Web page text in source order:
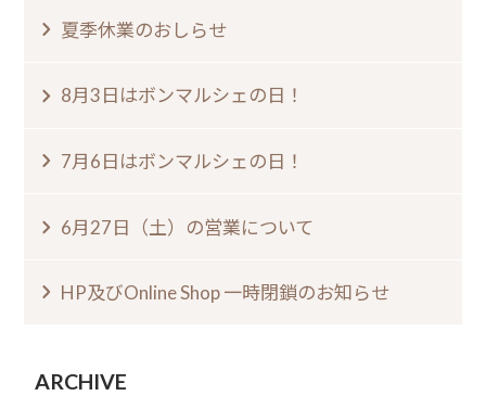
夏季休業のおしらせ⁠
8月3日はボンマルシェの日⁠！⁠ ⁠
7月6日はボンマルシェの日⁠！⁠
6月27日（土）の営業について
HP及びOnline Shop 一時閉鎖のお知らせ
ARCHIVE